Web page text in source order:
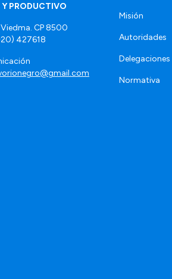
PRODUCTIVO
CP 8500
427618
Misión
Autoridades
Delegaciones
Normativa